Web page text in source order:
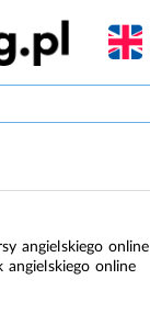
angielskiego online
angielskiego online